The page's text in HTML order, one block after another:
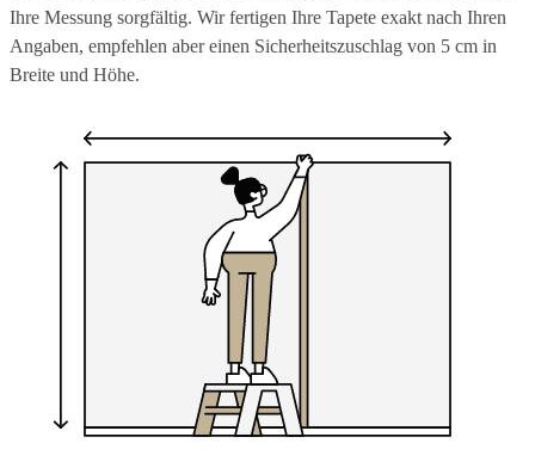
Ihre Messung sorgfältig. Wir fertigen Ihre Tapete exakt nach Ihren
Angaben, empfehlen aber einen Sicherheitszuschlag von 5 cm in
Breite und Höhe.